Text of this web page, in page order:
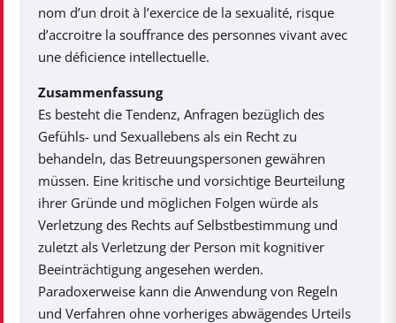
nom d’un droit à l’exercice de la sexualité, risque
d’accroitre la souffrance des personnes vivant avec
une déficience intellectuelle.
Zusammenfassung
Es besteht die Tendenz, Anfragen bezüglich des
Gefühls- und Sexuallebens als ein Recht zu
behandeln, das Betreuungspersonen gewähren
müssen. Eine kritische und vorsichtige Beurteilung
ihrer Gründe und möglichen Folgen würde als
Verletzung des Rechts auf Selbstbestimmung und
zuletzt als Verletzung der Person mit kognitiver
Beeinträchtigung angesehen werden.
Paradoxerweise kann die Anwendung von Regeln
und Verfahren ohne vorheriges abwägendes Urteils